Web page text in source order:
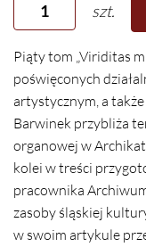
szt.
Piąty tom „Viriditas
poświęconych
artystycznym, a
Barwinek przybliża
organowej w
kolei w treści
pracownika
zasoby śląskiej
w swoim artykule